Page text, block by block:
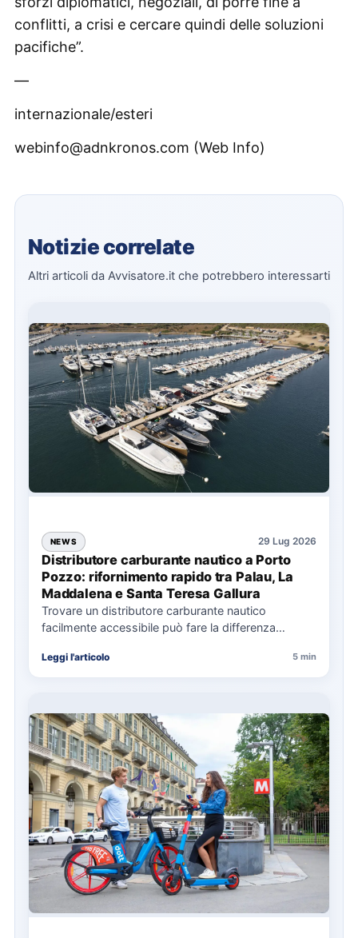
conflitti, a crisi e cercare quindi delle soluzioni
pacifiche”.
—
internazionale/esteri
webinfo@adnkronos.com (Web Info)
Notizie correlate
Altri articoli da Avvisatore.it che potrebbero interessarti
NEWS 29 Lug 2026
Distributore carburante nautico a Porto
Pozzo: rifornimento rapido tra Palau, La
Maddalena e Santa Teresa Gallura
Trovare un distributore carburante nautico
facilmente accessibile può fare la differenza
soprattutto…
Leggi l'articolo 5 min